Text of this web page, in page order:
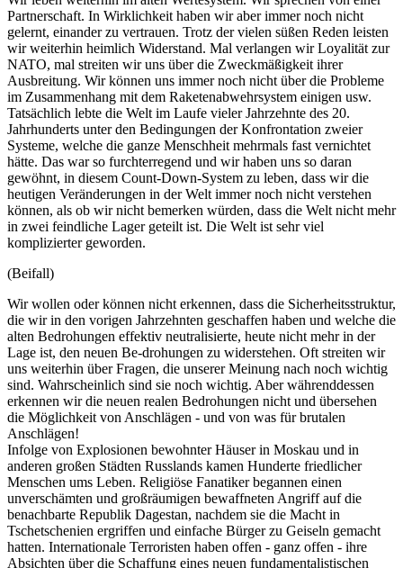
Partnerschaft. In Wirklichkeit haben wir aber immer noch nicht
gelernt, einander zu vertrauen. Trotz der vielen süßen Reden leisten
wir weiterhin heimlich Widerstand. Mal verlangen wir Loyalität zur
NATO, mal streiten wir uns über die Zweckmäßigkeit ihrer
Ausbreitung. Wir können uns immer noch nicht über die Probleme
im Zusammenhang mit dem Raketenabwehrsystem einigen usw.
Tatsächlich lebte die Welt im Laufe vieler Jahrzehnte des 20.
Jahrhunderts unter den Bedingungen der Konfrontation zweier
Systeme, welche die ganze Menschheit mehrmals fast vernichtet
hätte. Das war so furchterregend und wir haben uns so daran
gewöhnt, in diesem Count-Down-System zu leben, dass wir die
heutigen Veränderungen in der Welt immer noch nicht verstehen
können, als ob wir nicht bemerken würden, dass die Welt nicht mehr
in zwei feindliche Lager geteilt ist. Die Welt ist sehr viel
komplizierter geworden.
(Beifall)
Wir wollen oder können nicht erkennen, dass die Sicherheitsstruktur,
die wir in den vorigen Jahrzehnten geschaffen haben und welche die
alten Bedrohungen effektiv neutralisierte, heute nicht mehr in der
Lage ist, den neuen Be-drohungen zu widerstehen. Oft streiten wir
uns weiterhin über Fragen, die unserer Meinung nach noch wichtig
sind. Wahrscheinlich sind sie noch wichtig. Aber währenddessen
erkennen wir die neuen realen Bedrohungen nicht und übersehen
die Möglichkeit von Anschlägen - und von was für brutalen
Anschlägen!
Infolge von Explosionen bewohnter Häuser in Moskau und in
anderen großen Städten Russlands kamen Hunderte friedlicher
Menschen ums Leben. Religiöse Fanatiker begannen einen
unverschämten und großräumigen bewaffneten Angriff auf die
benachbarte Republik Dagestan, nachdem sie die Macht in
Tschetschenien ergriffen und einfache Bürger zu Geiseln gemacht
hatten. Internationale Terroristen haben offen - ganz offen - ihre
Absichten über die Schaffung eines neuen fundamentalistischen